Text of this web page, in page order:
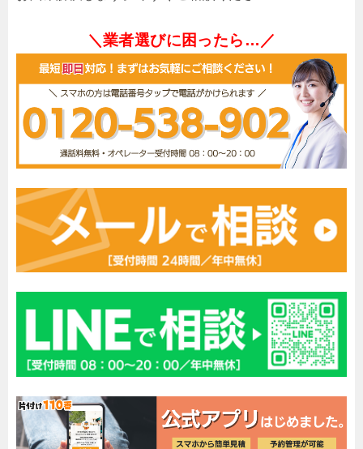
＼業者選びに困ったら…／